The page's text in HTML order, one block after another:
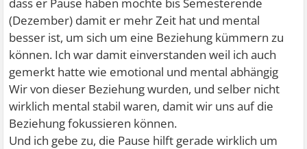
(Dezember) damit er mehr Zeit hat und mental
besser ist, um sich um eine Beziehung kümmern zu
können. Ich war damit einverstanden weil ich auch
gemerkt hatte wie emotional und mental abhängig
Wir von dieser Beziehung wurden, und selber nicht
wirklich mental stabil waren, damit wir uns auf die
Beziehung fokussieren können.
Und ich gebe zu, die Pause hilft gerade wirklich um